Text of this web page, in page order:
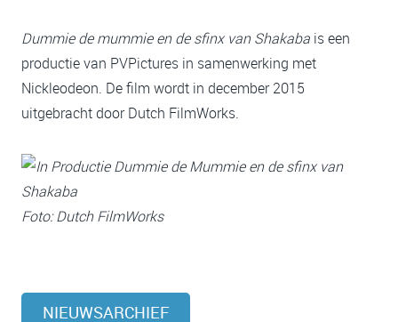
Dummie de mummie en de sfinx van Shakaba is een
productie van PVPictures in samenwerking met
Nickleodeon. De film wordt in december 2015
uitgebracht door Dutch FilmWorks.
Foto: Dutch FilmWorks
NIEUWSARCHIEF